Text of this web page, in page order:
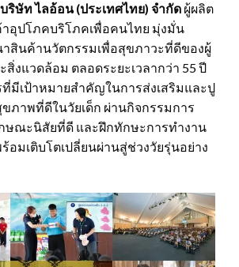
บริษัท ไลอ้อน (ประเทศไทย) จำกัด ผู้ผลิต
อุปโภคบริโภคเพื่อคนไทย มุ่งมั่น
สินค้านวัตกรรมเพื่อสุขภาวะที่ดีของผู้
งแวดล้อม ตลอดระยะเวลากว่า 55 ปี
ที่มีเป้าหมายสำคัญในการส่งเสริมและปู
ภาพที่ดีในวัยเด็ก ผ่านกิจกรรมการ
ษณะนิสัยที่ดี และฝึกทักษะการทำงาน
อมเติบโตเปลี่ยนผ่านสู่ช่วงวัยรุ่นอย่าง